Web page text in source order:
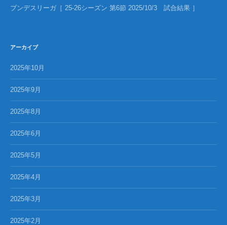
ブンデスリーガ［ 25-26シーズン 第6節 2025/10/3 試合結果 ］
アーカイブ
2025年10月
2025年9月
2025年8月
2025年6月
2025年5月
2025年4月
2025年3月
2025年2月